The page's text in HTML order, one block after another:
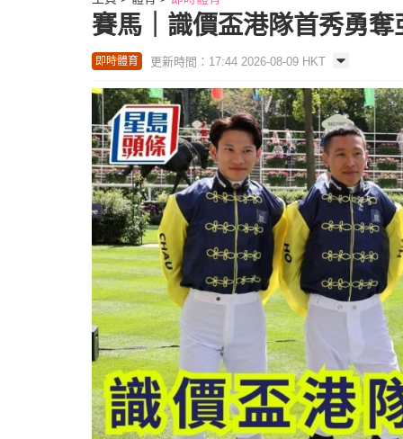
賽馬｜識價盃港隊首秀勇
即時體育 更新時間：17:44 2026-08-09 HKT